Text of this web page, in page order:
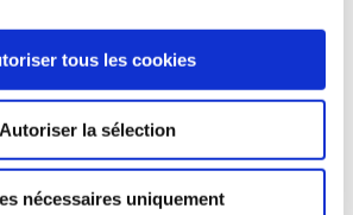
tous les cookies
Autoriser la sélection
nécessaires uniquement